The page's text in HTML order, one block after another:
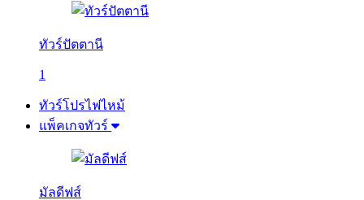
ทัวร์ปัตตานี
1
ทัวร์โปรไฟไหม้
แพ็คเกจทัวร์
มัลดีฟส์